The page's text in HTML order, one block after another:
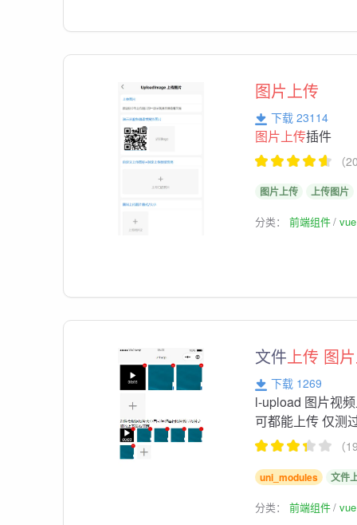
图片上传
下载 23114
图片上传插件
（
图片上传 上传图片
分类：前端组件
文件上传 图
下载 1269
l-upload 图片视
可都能上传 仅测
（
uni_modules 文件
分类：前端组件